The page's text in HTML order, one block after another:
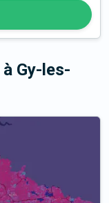
à Gy-les-